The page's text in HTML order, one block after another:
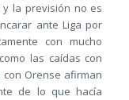
la previsión no es
ante Liga por
con mucho
las caídas con
con Orense afirman
de lo que hacía